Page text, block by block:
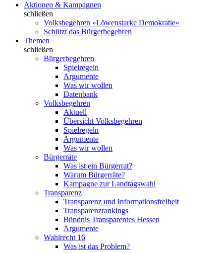
Aktionen & Kampagnen
schließen
Volksbegehren »Löwenstarke Demokratie«
Schützt das Bürgerbegehren
Themen
schließen
Bürgerbegehren
Spielregeln
Argumente
Was wir wollen
Datenbank
Volksbegehren
Aktuell
Übersicht Volksbegehren
Spielregeln
Argumente
Was wir wollen
Bürgerräte
Was ist ein Bürgerrat?
Warum Bürgerräte?
Kampagne zur Landtagswahl
Transparenz
Transparenz und Informationsfreiheit
Transparenzrankings
Bündnis Transparentes Hessen
Argumente
Wahlrecht 16
Was ist das Problem?